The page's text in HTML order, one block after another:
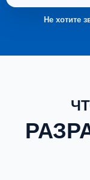
Не хотите